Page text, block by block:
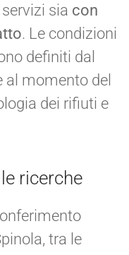
sia con
. Le condizioni
definiti dal
momento del
dei rifiuti e
ricerche
tra le